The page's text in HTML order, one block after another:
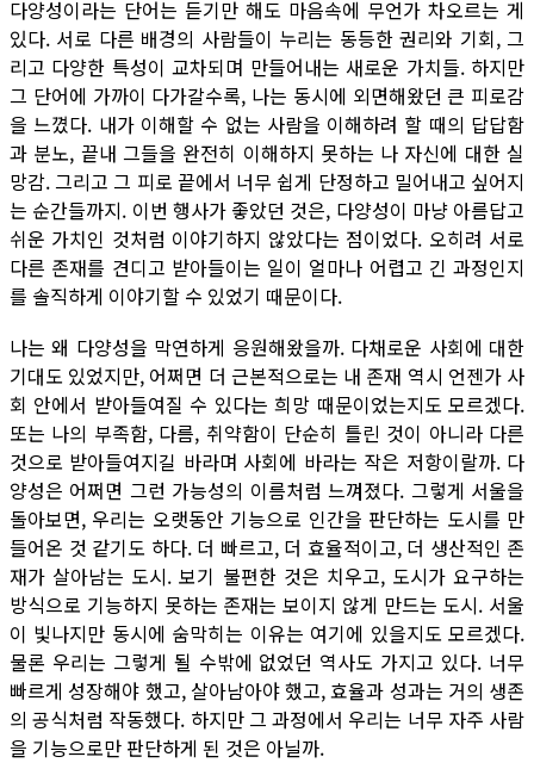
다양성이라는 단어는 듣기만 해도 마음속에 무언가 차오르는 게
있다. 서로 다른 배경의 사람들이 누리는 동등한 권리와 기회, 그
리고 다양한 특성이 교차되며 만들어내는 새로운 가치들. 하지만
그 단어에 가까이 다가갈수록, 나는 동시에 외면해왔던 큰 피로감
을 느꼈다. 내가 이해할 수 없는 사람을 이해하려 할 때의 답답함
과 분노, 끝내 그들을 완전히 이해하지 못하는 나 자신에 대한 실
망감. 그리고 그 피로 끝에서 너무 쉽게 단정하고 밀어내고 싶어지
는 순간들까지. 이번 행사가 좋았던 것은, 다양성이 마냥 아름답고
쉬운 가치인 것처럼 이야기하지 않았다는 점이었다. 오히려 서로
다른 존재를 견디고 받아들이는 일이 얼마나 어렵고 긴 과정인지
를 솔직하게 이야기할 수 있었기 때문이다.
나는 왜 다양성을 막연하게 응원해왔을까. 다채로운 사회에 대한
기대도 있었지만, 어쩌면 더 근본적으로는 내 존재 역시 언젠가 사
회 안에서 받아들여질 수 있다는 희망 때문이었는지도 모르겠다.
또는 나의 부족함, 다름, 취약함이 단순히 틀린 것이 아니라 다른
것으로 받아들여지길 바라며 사회에 바라는 작은 저항이랄까. 다
양성은 어쩌면 그런 가능성의 이름처럼 느껴졌다. 그렇게 서울을
돌아보면, 우리는 오랫동안 기능으로 인간을 판단하는 도시를 만
들어온 것 같기도 하다. 더 빠르고, 더 효율적이고, 더 생산적인 존
재가 살아남는 도시. 보기 불편한 것은 치우고, 도시가 요구하는
방식으로 기능하지 못하는 존재는 보이지 않게 만드는 도시. 서울
이 빛나지만 동시에 숨막히는 이유는 여기에 있을지도 모르겠다.
물론 우리는 그렇게 될 수밖에 없었던 역사도 가지고 있다. 너무
빠르게 성장해야 했고, 살아남아야 했고, 효율과 성과는 거의 생존
의 공식처럼 작동했다. 하지만 그 과정에서 우리는 너무 자주 사람
을 기능으로만 판단하게 된 것은 아닐까.